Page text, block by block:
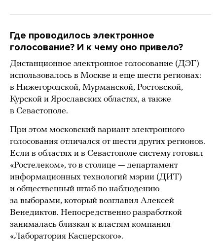
Где проводилось электронное
голосование? И к чему оно привело?
Дистанционное электронное голосование (ДЭГ)
использовалось в Москве и еще шести регионах:
в Нижегородской, Мурманской, Ростовской,
Курской и Ярославских областях, а также
в Севастополе.
При этом московский вариант электронного
голосования отличался от шести других регионов.
Если в областях и в Севастополе систему готовил
«Ростелеком», то в столице — департамент
информационных технологий мэрии (ДИТ)
и общественный штаб по наблюдению
за выборами, который возглавил Алексей
Венедиктов. Непосредственно разработкой
занималась близкая к властям компания
«Лаборатория Касперского».